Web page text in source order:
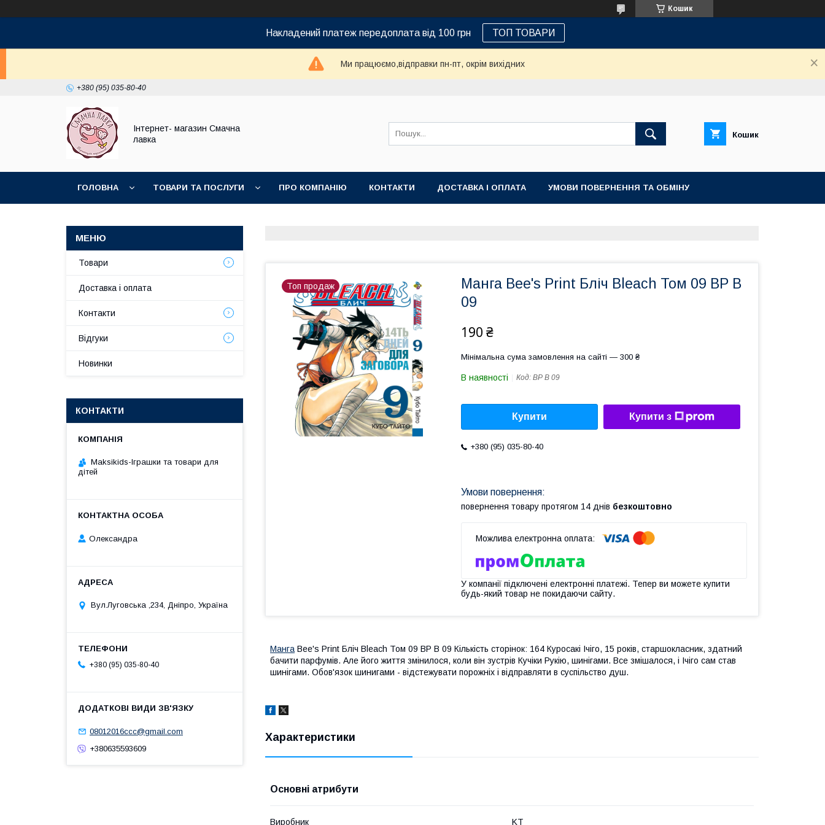
Кошик
Накладений платеж передоплата від 100 грн ТОП ТОВАРИ
Ми працюємо,відправки пн-пт, окрім вихідних
+380 (95) 035-80-40
Інтернет- магазин Смачна
лавка
Кошик
ГОЛОВНА ТОВАРИ ТА ПОСЛУГИ ПРО КОМПАНІЮ КОНТАКТИ ДОСТАВКА І ОПЛАТА УМОВИ ПОВЕРНЕННЯ ТА ОБМІНУ
Топ продаж
Манга Bee's Print Бліч Bleach Том 09 ВР B
09
190 ₴
Мінімальна сума замовлення на сайті — 300 ₴
В наявності Код: BP B 09
Купити Купити з
+380 (95) 035-80-40
повернення товару протягом 14 днів безкоштовно
У компанії підключені електронні платежі. Тепер ви можете купити
будь-який товар не покидаючи сайту.
Манга Bee's Print Бліч Bleach Том 09 ВР B 09 Кількість сторінок: 164 Куросакі Ічіго, 15 років, старшокласник, здатний
бачити парфумів. Але його життя змінилося, коли він зустрів Кучіки Рукію, шинігами. Все змішалося, і Ічіго сам став
шинігами. Обов'язок шинигами - відстежувати порожніх і відправляти в суспільство душ.
Характеристики
Основні атрибути
Виробник KT
Товари
Доставка і оплата
Контакти
Відгуки
Новинки
КОНТАКТИ
Maksikids-Іграшки та товари для
дітей
Олександра
Вул.Луговська ,234, Дніпро, Україна
+380 (95) 035-80-40
08012016ccc@gmail.com
+380635593609